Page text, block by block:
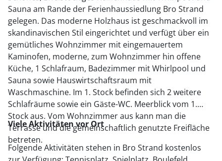
Sauna am Rande der Ferienhaussiedlung Bro Strand
gelegen. Das moderne Holzhaus ist geschmackvoll im
skandinavischen Stil eingerichtet und verfügt über ein
gemütliches Wohnzimmer mit eingemauertem
Kaminofen, moderne, zum Wohnzimmer hin offene
Küche, 1 Schlafraum, Badezimmer mit Whirlpool und
Sauna sowie Hauswirtschaftsraum mit
Waschmaschine. Im 1. Stock befinden sich 2 weitere
Schlafräume sowie ein Gäste-WC. Meerblick vom 1.
Stock aus. Vom Wohnzimmer aus kann man die
Terrasse und die gemeinschaftlich genutzte Freifläche
betreten.
Viele Aktivitäten vor Ort
Folgende Aktivitäten stehen in Bro Strand kostenlos